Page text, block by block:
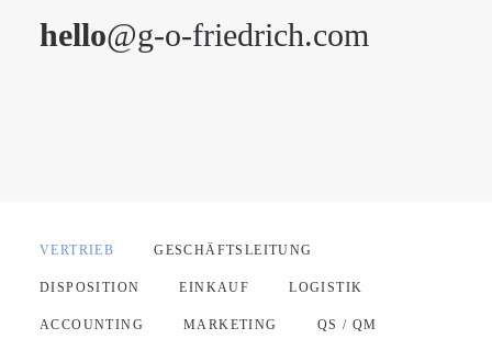
hello@g-o-friedrich.com
VERTRIEB GESCHÄFTSLEITUNG
DISPOSITION EINKAUF LOGISTIK
ACCOUNTING MARKETING QS / QM